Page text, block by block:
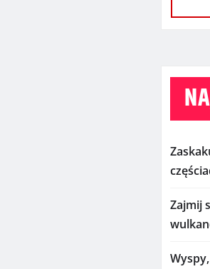
Zajmij